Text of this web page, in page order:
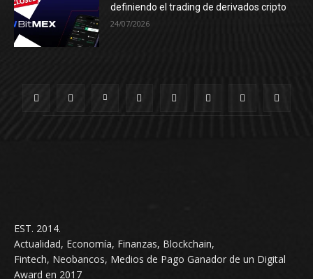
definiendo el trading de derivados cripto
24/07/2026
EST. 2014.
Actualidad, Economía, Finanzas, Blockchain,
Fintech, Neobancos, Medios de Pago Ganador de un Digital
Award en 2017